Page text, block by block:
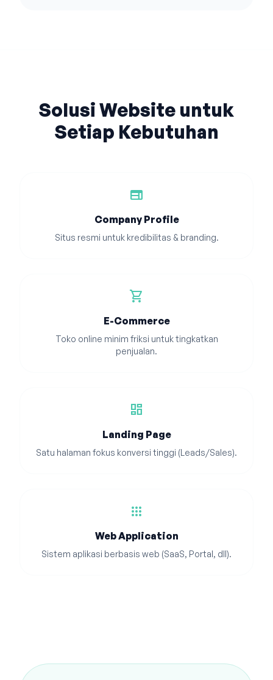
Solusi Website untuk
Setiap Kebutuhan
web
Company Profile
Situs resmi untuk kredibilitas & branding.
shopping_cart
E-Commerce
Toko online minim friksi untuk tingkatkan
penjualan.
dashboard
Landing Page
Satu halaman fokus konversi tinggi (Leads/Sales).
apps
Web Application
Sistem aplikasi berbasis web (SaaS, Portal, dll).